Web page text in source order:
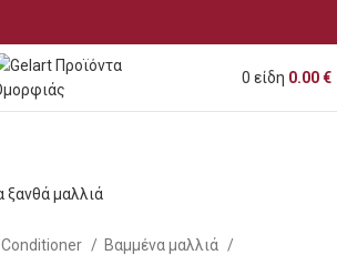
0 είδη 0.00€
Conditioner
Βαμμένα μαλλιά